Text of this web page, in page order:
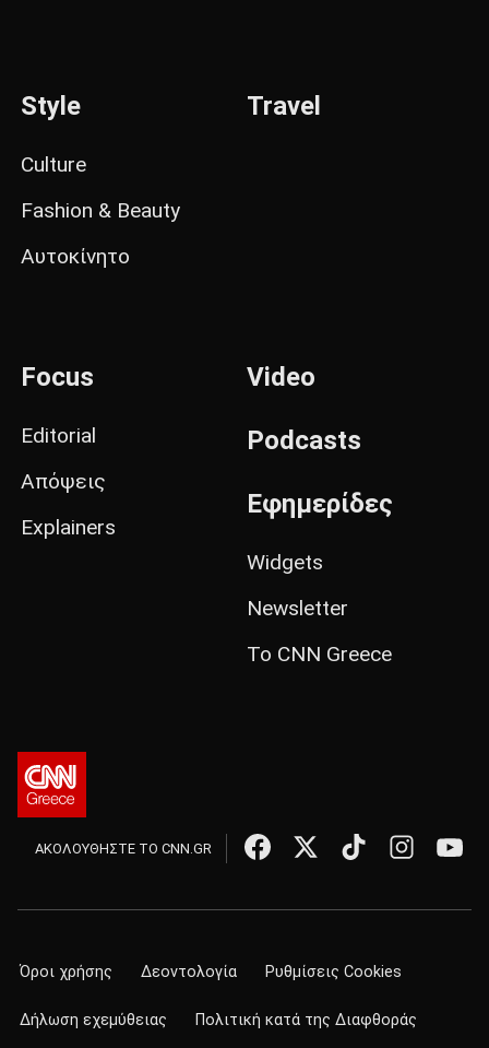
Style
Culture
Fashion & Beauty
Αυτοκίνητο
Travel
Focus
Editorial
Απόψεις
Explainers
Video
Podcasts
Εφημερίδες
Widgets
Newsletter
Το CNN Greece
ΑΚΟΛΟΥΘΗΣΤΕ ΤΟ CNN.GR
Όροι χρήσης Δεοντολογία Ρυθμίσεις Cookies
Δήλωση εχεμύθειας Πολιτική κατά της Διαφθοράς